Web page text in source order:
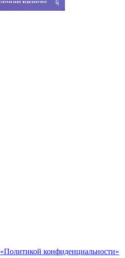
«Политикой конфиденциальности»